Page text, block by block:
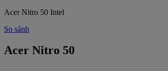
Acer Nitro 50 Intel
So sánh
Acer Nitro 50